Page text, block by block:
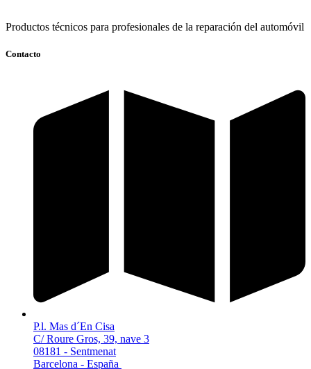
Productos técnicos para profesionales de la reparación del automóvil
Contacto
P.l. Mas d´En Cisa
C/ Roure Gros, 39, nave 3
08181 - Sentmenat
Barcelona - España